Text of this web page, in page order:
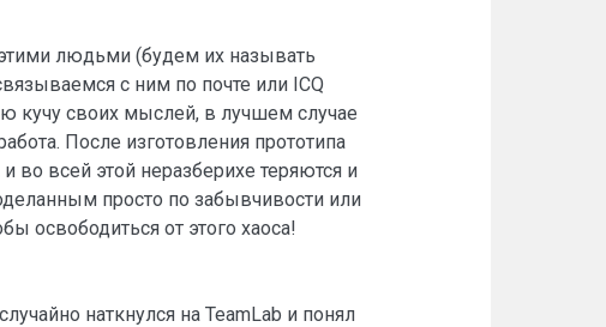
людьми (будем их называть
с ним по почте или ICQ
кучу своих мыслей, в лучшем случае
После изготовления прототипа
во всей этой неразберихе теряются и
просто по забывчивости или
освободиться от этого хаоса!
наткнулся на TeamLab и понял